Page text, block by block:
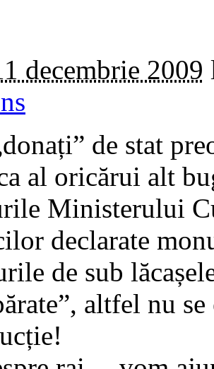
decembrie 2009
de stat
al oricărui alt
Ministerului
declarate
de sub
altfel nu